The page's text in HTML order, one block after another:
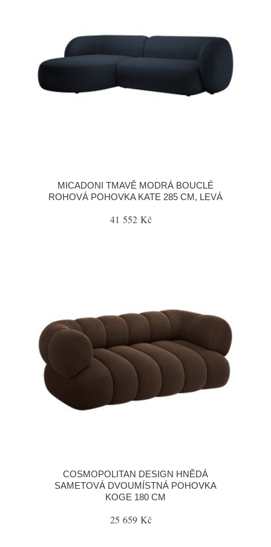
MICADONI TMAVĚ MODRÁ BOUCLÉ
ROHOVÁ POHOVKA KATE 285 CM, LEVÁ
41 552 Kč
COSMOPOLITAN DESIGN HNĚDÁ
SAMETOVÁ DVOUMÍSTNÁ POHOVKA
KOGE 180 CM
25 659 Kč